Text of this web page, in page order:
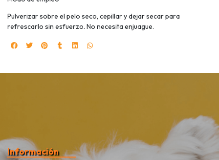
Pulverizar sobre el pelo seco, cepillar y dejar secar para
refrescarlo sin esfuerzo. No necesita enjuague.
Información